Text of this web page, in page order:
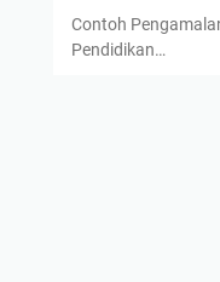
Contoh
Pendidikan…